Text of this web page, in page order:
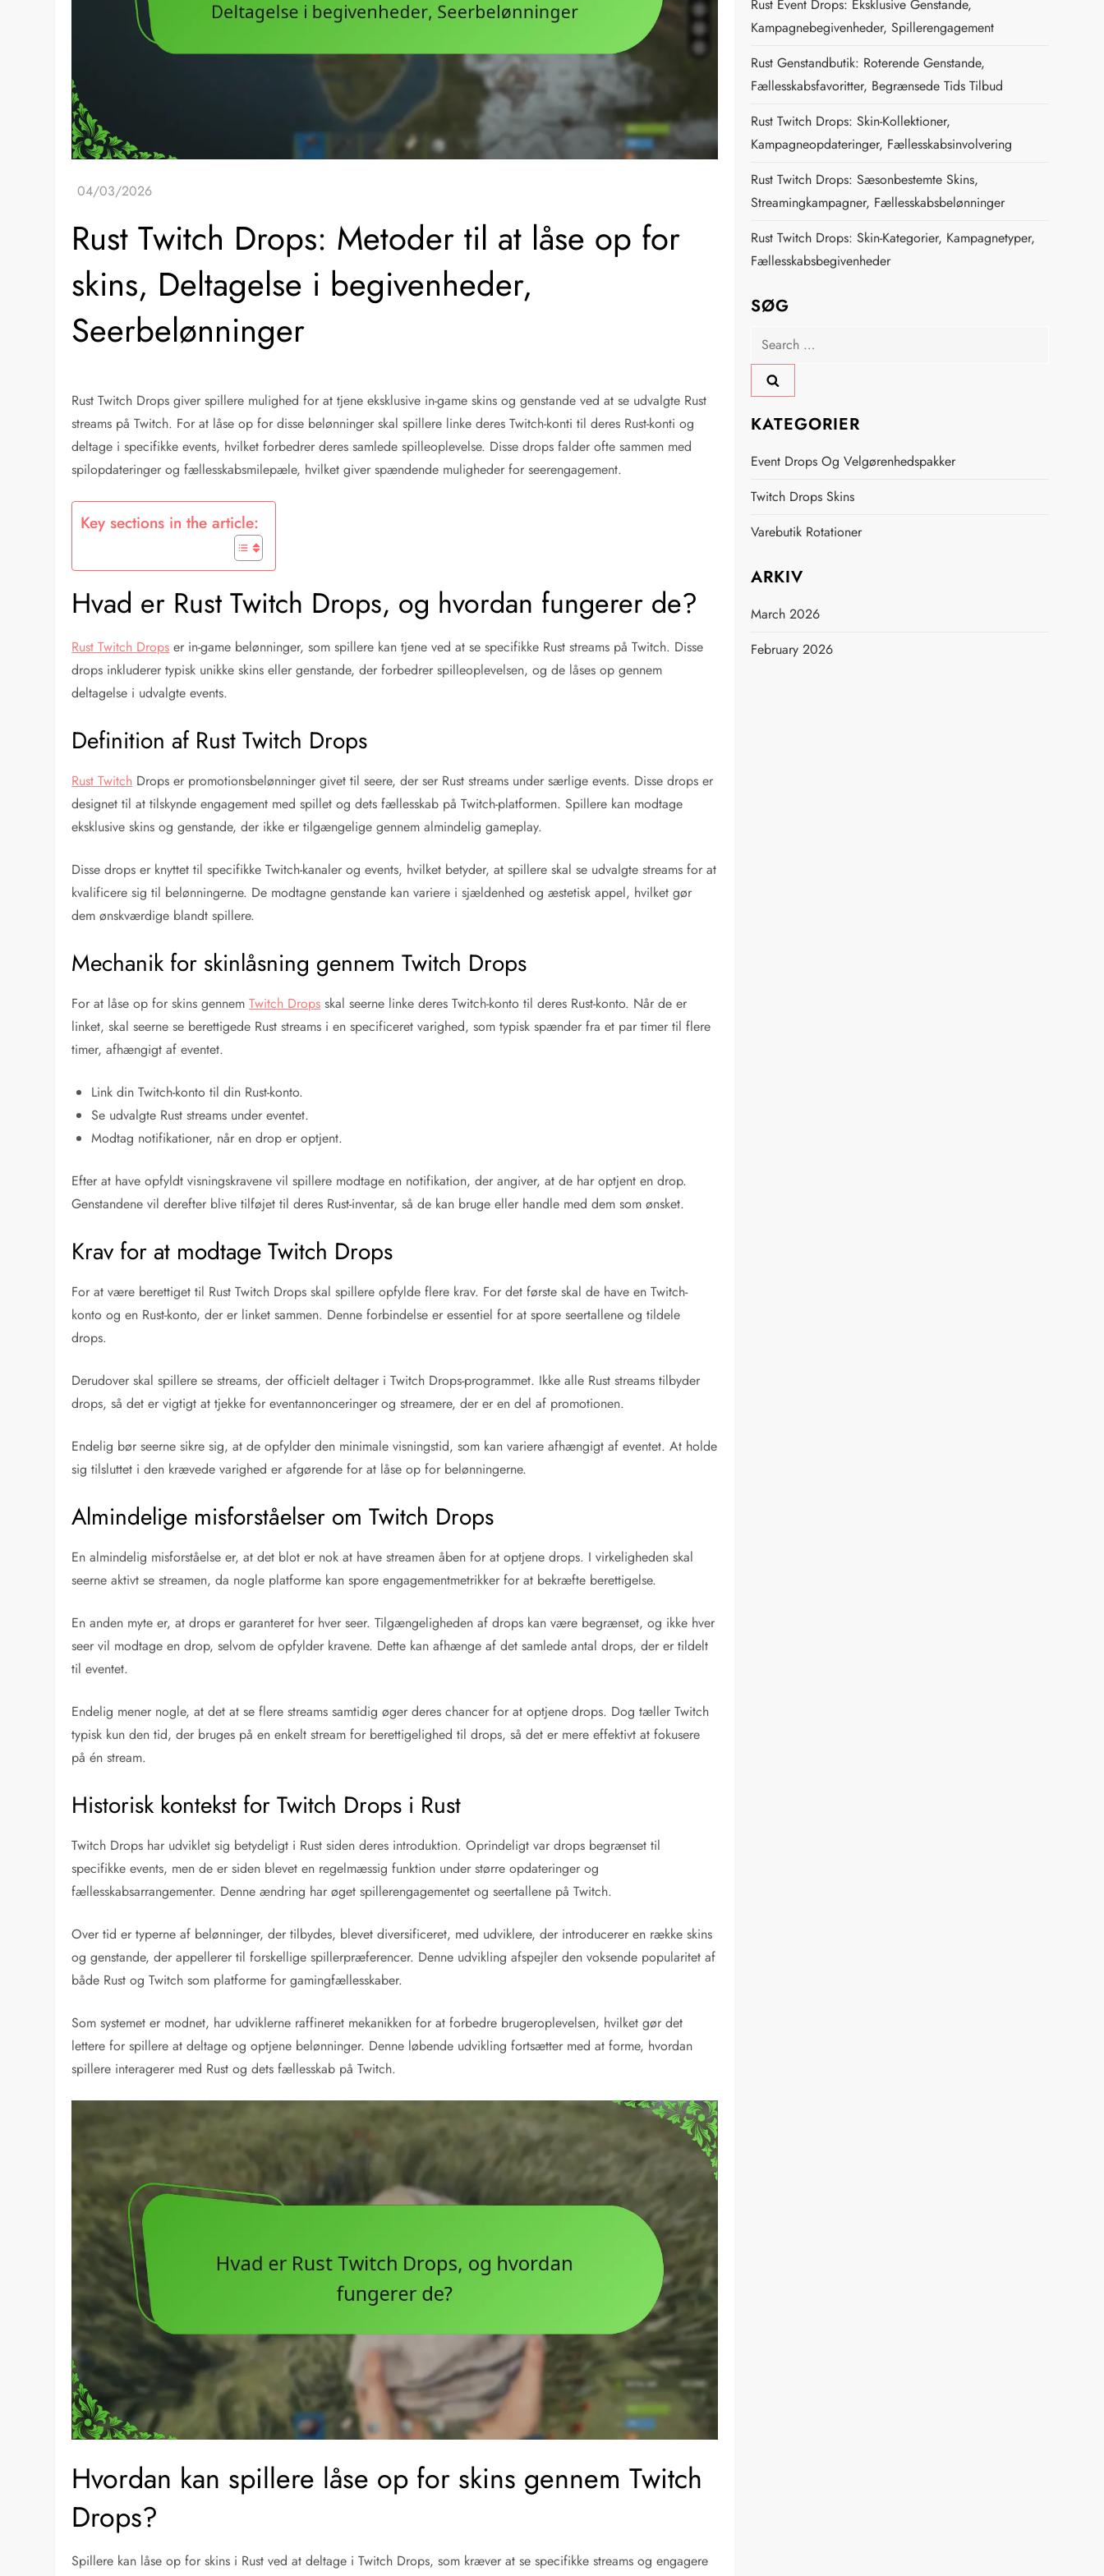
Rust Twitch Drops: Metoder til at låse op for
skins, Deltagelse i begivenheder,
Seerbelønninger
Rust Twitch Drops giver spillere mulighed for at tjene eksklusive in-game skins og genstande ved at se udvalgte Rust
streams på Twitch. For at låse op for disse belønninger skal spillere linke deres Twitch-konti til deres Rust-konti og
deltage i specifikke events, hvilket forbedrer deres samlede spilleoplevelse. Disse drops falder ofte sammen med
spilopdateringer og fællesskabsmilepæle, hvilket giver spændende muligheder for seerengagement.
Key sections in the article:
Hvad er Rust Twitch Drops, og hvordan fungerer de?
Rust Twitch Drops er in-game belønninger, som spillere kan tjene ved at se specifikke Rust streams på Twitch. Disse
drops inkluderer typisk unikke skins eller genstande, der forbedrer spilleoplevelsen, og de låses op gennem
deltagelse i udvalgte events.
Definition af Rust Twitch Drops
Rust Twitch Drops er promotionsbelønninger givet til seere, der ser Rust streams under særlige events. Disse drops er
designet til at tilskynde engagement med spillet og dets fællesskab på Twitch-platformen. Spillere kan modtage
eksklusive skins og genstande, der ikke er tilgængelige gennem almindelig gameplay.
Disse drops er knyttet til specifikke Twitch-kanaler og events, hvilket betyder, at spillere skal se udvalgte streams for at
kvalificere sig til belønningerne. De modtagne genstande kan variere i sjældenhed og æstetisk appel, hvilket gør
dem ønskværdige blandt spillere.
Mechanik for skinlåsning gennem Twitch Drops
For at låse op for skins gennemTwitch Drops skal seerne linke deres Twitch-konto til deres Rust-konto. Når de er
linket, skal seerne se berettigede Rust streams i en specificeret varighed, som typisk spænder fra et par timer til flere
timer, afhængigt af eventet.
Link din Twitch-konto til din Rust-konto.
Se udvalgte Rust streams under eventet.
Modtag notifikationer, når en drop er optjent.
Efter at have opfyldt visningskravene vil spillere modtage en notifikation, der angiver, at de har optjent en drop.
Genstandene vil derefter blive tilføjet til deres Rust-inventar, så de kan bruge eller handle med dem som ønsket.
Krav for at modtage Twitch Drops
For at være berettiget til Rust Twitch Drops skal spillere opfylde flere krav. For det første skal de have en Twitch-
konto og en Rust-konto, der er linket sammen. Denne forbindelse er essentiel for at spore seertallene og tildele
drops.
Derudover skal spillere se streams, der officielt deltager i Twitch Drops-programmet. Ikke alle Rust streams tilbyder
drops, så det er vigtigt at tjekke for eventannonceringer og streamere, der er en del af promotionen.
Endelig bør seerne sikre sig, at de opfylder den minimale visningstid, som kan variere afhængigt af eventet. At holde
sig tilsluttet i den krævede varighed er afgørende for at låse op for belønningerne.
Almindelige misforståelser om Twitch Drops
En almindelig misforståelse er, at det blot er nok at have streamen åben for at optjene drops. I virkeligheden skal
seerne aktivt se streamen, da nogle platforme kan spore engagementmetrikker for at bekræfte berettigelse.
En anden myte er, at drops er garanteret for hver seer. Tilgængeligheden af drops kan være begrænset, og ikke hver
seer vil modtage en drop, selvom de opfylder kravene. Dette kan afhænge af det samlede antal drops, der er tildelt
til eventet.
Endelig mener nogle, at det at se flere streams samtidig øger deres chancer for at optjene drops. Dog tæller Twitch
typisk kun den tid, der bruges på en enkelt stream for berettigelighed til drops, så det er mere effektivt at fokusere
på én stream.
Historisk kontekst for Twitch Drops i Rust
Twitch Drops har udviklet sig betydeligt i Rust siden deres introduktion. Oprindeligt var drops begrænset til
specifikke events, men de er siden blevet en regelmæssig funktion under større opdateringer og
fællesskabsarrangementer. Denne ændring har øget spillerengagementet og seertallene på Twitch.
Over tid er typerne af belønninger, der tilbydes, blevet diversificeret, med udviklere, der introducerer en række skins
og genstande, der appellerer til forskellige spillerpræferencer. Denne udvikling afspejler den voksende popularitet af
både Rust og Twitch som platforme for gamingfællesskaber.
Som systemet er modnet, har udviklerne raffineret mekanikken for at forbedre brugeroplevelsen, hvilket gør det
lettere for spillere at deltage og optjene belønninger. Denne løbende udvikling fortsætter med at forme, hvordan
spillere interagerer med Rust og dets fællesskab på Twitch.
Hvordan kan spillere låse op for skins gennem Twitch
Drops?
Spillere kan låse op for skins i Rust ved at deltage i Twitch Drops, som kræver at se specifikke streams og engagere
Rust Event Drops: Eksklusive Genstande,
Kampagnebegivenheder, Spillerengagement
Rust Genstandbutik: Roterende Genstande,
Fællesskabsfavoritter, Begrænsede Tids Tilbud
Rust Twitch Drops: Skin-Kollektioner,
Kampagneopdateringer, Fællesskabsinvolvering
Rust Twitch Drops: Sæsonbestemte Skins,
Streamingkampagner, Fællesskabsbelønninger
Rust Twitch Drops: Skin-Kategorier, Kampagnetyper,
Fællesskabsbegivenheder
SØG
Search
for:
KATEGORIER
Event Drops Og Velgørenhedspakker
Twitch Drops Skins
Varebutik Rotationer
ARKIV
March 2026
February 2026